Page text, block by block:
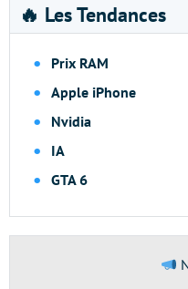
🔥 Les Tendances
Prix RAM
Apple iPhone
Nvidia
IA
GTA 6